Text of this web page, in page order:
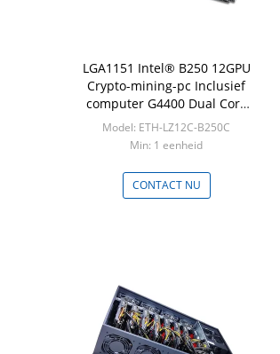
LGA1151 Intel® B250 12GPU
Crypto-mining-pc Inclusief
computer G4400 Dual Core
CPU
Model: ETH-LZ12C-B250C
Min: 1 eenheid
CONTACT NU